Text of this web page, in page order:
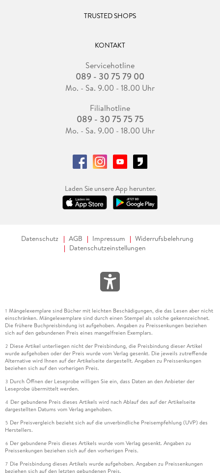
TRUSTED SHOPS
KONTAKT
Servicehotline
089 - 30 75 79 00
Mo. - Sa. 9.00 - 18.00 Uhr
Filialhotline
089 - 30 75 75 75
Mo. - Sa. 9.00 - 18.00 Uhr
Laden Sie unsere App herunter.
Datenschutz AGB Impressum
Widerrufsbelehrung
Datenschutzeinstellungen
1 Mängelexemplare sind Bücher mit leichten Beschädigungen, die das Lesen aber nicht
einschränken. Mängelexemplare sind durch einen Stempel als solche gekennzeichnet.
Die frühere Buchpreisbindung ist aufgehoben. Angaben zu Preissenkungen beziehen
sich auf den gebundenen Preis eines mangelfreien Exemplars.
2 Diese Artikel unterliegen nicht der Preisbindung, die Preisbindung dieser Artikel
wurde aufgehoben oder der Preis wurde vom Verlag gesenkt. Die jeweils zutreffende
Alternative wird Ihnen auf der Artikelseite dargestellt. Angaben zu Preissenkungen
beziehen sich auf den vorherigen Preis.
3 Durch Öffnen der Leseprobe willigen Sie ein, dass Daten an den Anbieter der
Leseprobe übermittelt werden.
4 Der gebundene Preis dieses Artikels wird nach Ablauf des auf der Artikelseite
dargestellten Datums vom Verlag angehoben.
5 Der Preisvergleich bezieht sich auf die unverbindliche Preisempfehlung (UVP) des
Herstellers.
6 Der gebundene Preis dieses Artikels wurde vom Verlag gesenkt. Angaben zu
Preissenkungen beziehen sich auf den vorherigen Preis.
7 Die Preisbindung dieses Artikels wurde aufgehoben. Angaben zu Preissenkungen
beziehen sich auf den letzten gebundenen Preis.